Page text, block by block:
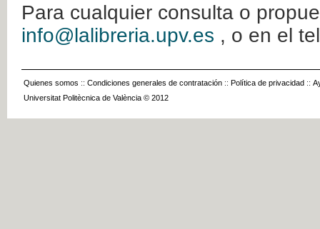
Para cualquier consulta o
info@lalibreria.upv.es , o en el
Quienes somos :: Condiciones generales de contratación :: Política de privacidad ::
Universitat Politècnica de València © 2012